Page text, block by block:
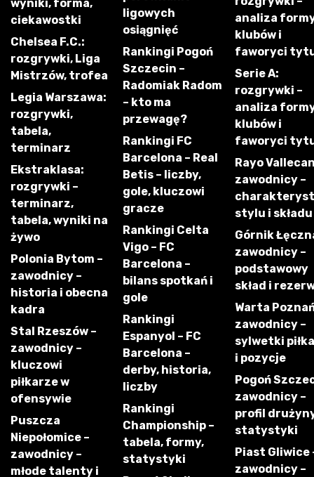
wyniki, forma,
ciekawostki
Chelsea F.C.:
rozgrywki, Liga
Mistrzów, trofea
Legia Warszawa:
rozgrywki,
tabela,
terminarz
Ekstraklasa:
rozgrywki –
terminarz,
tabela, wyniki na
żywo
Polonia Bytom –
zawodnicy –
historia i obecna
kadra
Stal Rzeszów –
zawodnicy –
kluczowi
piłkarze w
ofensywie
Puszcza
Niepołomice –
zawodnicy –
młode talenty i
ligowych
osiągnięć
Rankingi Pogoń
Szczecin –
Radomiak Radom
– kto ma
przewagę?
Rankingi FC
Barcelona – Real
Betis – liczby,
gole, kluczowi
gracze
Rankingi Celta
Vigo – FC
Barcelona –
bilans spotkań i
gole
Rankingi
Espanyol – FC
Barcelona –
derby, historia,
liczby
Rankingi
Championship –
tabela, formy,
statystyki
analiza
klubów i
faworyci
Serie A:
rozgrywki –
analiza
klubów i
faworyci
Rayo
zawodnicy –
stylu i składu
Górnik
zawodnicy –
podstawowy
skład i
Warta
zawodnicy –
sylwetki
i pozycje
Pogoń
zawodnicy –
profil
statystyki
Piast Gliwice
zawodnicy –